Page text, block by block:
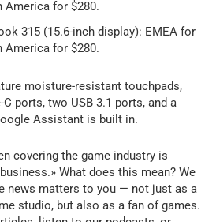
America for $280.
315 (15.6-inch display): EMEA for
America for $280.
moisture-resistant touchpads,
C ports, two USB 3.1 ports, and a
Assistant is built in.
covering the game industry is
What does this mean? We
news matters to you — not just as a
studio, but also as a fan of games.